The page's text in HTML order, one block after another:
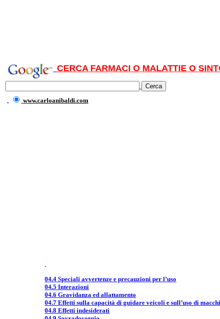
CERCA FARMACI O MALATTIE O
www.carloanibaldi.com
04.4 Speciali avvertenze e precauzioni per l’uso
04.5 Interazioni
04.6 Gravidanza ed allattamento
04.7 Effetti sulla capacità di guidare veicoli e sull’uso di
04.8 Effetti indesiderati